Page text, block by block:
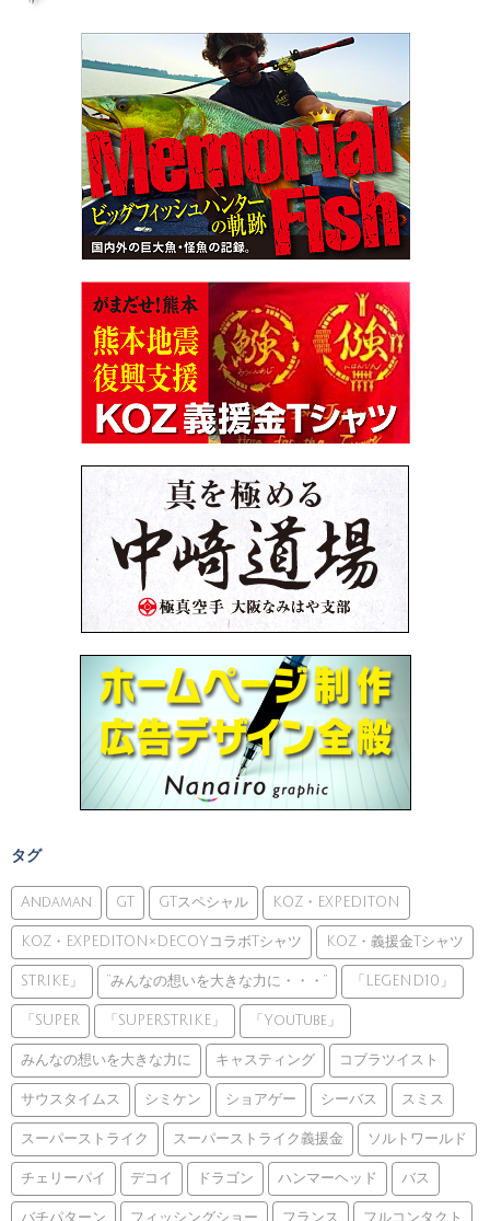
タグ
Andaman GT GTスペシャル KOZ・EXPEDITON
KOZ・EXPEDITON×DECOYコラボTシャツ KOZ・義援金Tシャツ
STRIKE」 ”みんなの想いを大きな力に・・・” 「LEGEND10」
「SUPER 「SUPERSTRIKE」 「YouTube」
みんなの想いを大きな力に キャスティング コブラツイスト
サウスタイムス シミケン ショアゲー シーバス スミス
スーパーストライク スーパーストライク義援金 ソルトワールド
チェリーパイ デコイ ドラゴン ハンマーヘッド バス
バチパターン フィッシングショー フランス フルコンタクト